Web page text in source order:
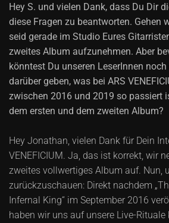
Hey S. und vielen Dank, dass Du Dir
diese Fragen zu beantworten. Gehen
seid gerade im Studio Eures
zweites Album aufzunehmen. Aber
könntest Du unseren LeserInnen
darüber geben, was bei ARS
zwischen 2016 und 2019 so passiert
dem ersten und dem zweiten Album?
Hey Jonathan, vielen Dank für Dein
VENEFICIUM. Ja, das ist korrekt, wir
zweites vollwertiges Album auf. Nun,
zurückzuschauen: Direkt nachdem
Infernal King“ im September 2016
haben wir uns auf unsere Live-Rituale